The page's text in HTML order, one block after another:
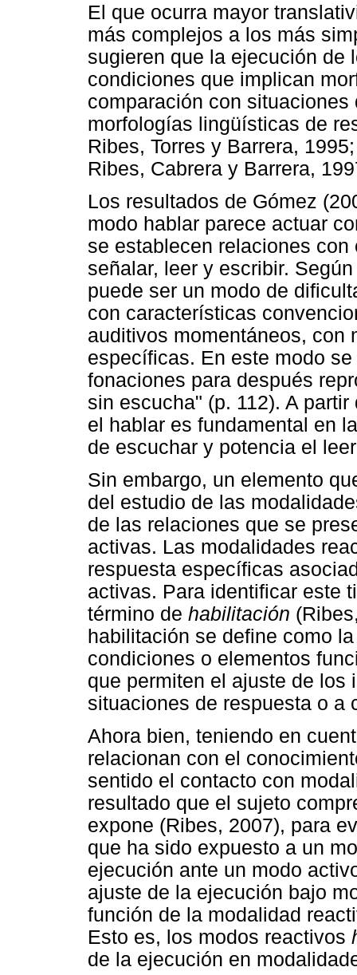
El que ocurra mayor
más complejos a los más
sugieren que la ejecución de
condiciones que implican
comparación con
morfologías lingüísticas de
Ribes, Torres y Barrera,
Ribes, Cabrera y Barrera,
Los resultados de Gómez
modo hablar parece actuar
se establecen relaciones
señalar, leer y escribir.
puede ser un modo de
con características
auditivos momentáneos, con
específicas. En este modo
fonaciones para después
sin escucha" (p. 112). A
el hablar es fundamental en
de escuchar y potencia el
Sin embargo, un elemento
del estudio de las
de las relaciones que se
activas. Las modalidades
respuesta específicas
activas. Para identificar este
término de habilitación
habilitación se define como
condiciones o elementos
que permiten el ajuste de los
situaciones de respuesta o a
Ahora bien, teniendo en
relacionan con el
sentido el contacto con
resultado que el sujeto
expone (Ribes, 2007), para
que ha sido expuesto a un
ejecución ante un modo
ajuste de la ejecución bajo
función de la modalidad
Esto es, los modos reactivos
de la ejecución en